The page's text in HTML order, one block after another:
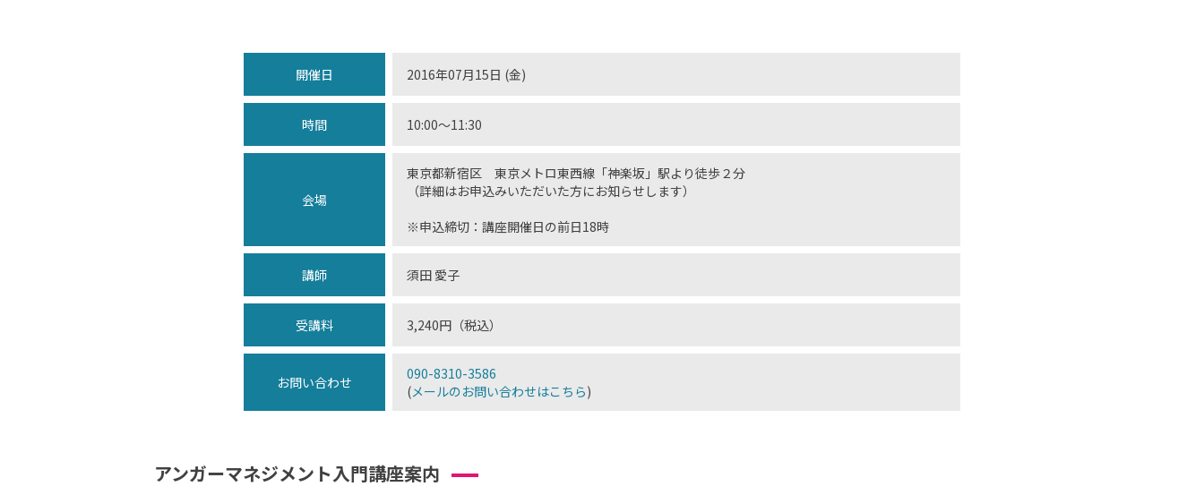
開催日 2016年07月15日 (金)
時間 10:00〜11:30
会場
東京都新宿区 東京メトロ東西線「神楽坂」駅より徒歩２分
（詳細はお申込みいただいた方にお知らせします）
※申込締切：講座開催日の前日18時
講師 須田 愛子
受講料 3,240円（税込）
お問い合わせ
090-8310-3586
(メールのお問い合わせはこちら)
アンガーマネジメント入門講座案内